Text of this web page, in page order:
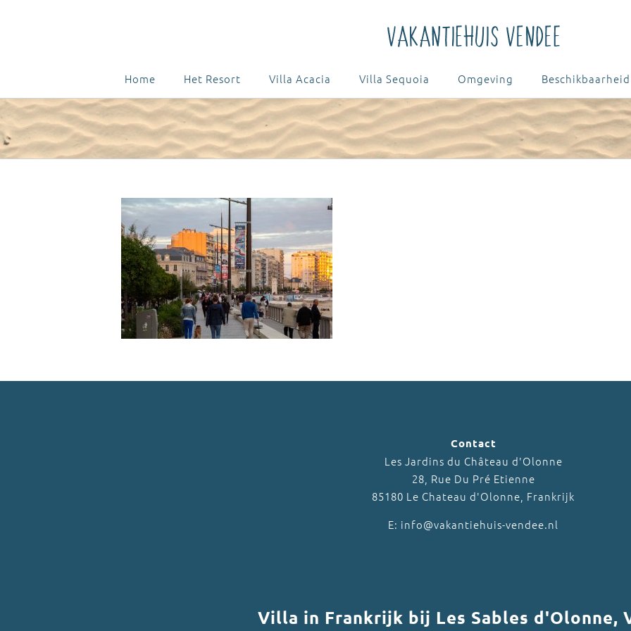
Home Het Resort Villa Acacia Villa Sequoia Omgeving Beschikbaarheid
Contact
Les Jardins du Château d'Olonne
28, Rue Du Pré Etienne
85180 Le Chateau d'Olonne, Frankrijk
E: info@vakantiehuis-vendee.nl
Villa in Frankrijk bij Les Sables d'Olonne,